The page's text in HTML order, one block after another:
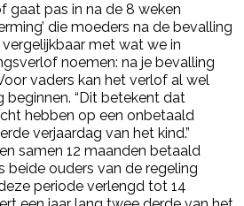
gaat pas in na de 8 weken
die moeders na de bevalling
met wat we in
noemen: na je bevalling
vaders kan het verlof al wel
“Dit betekent dat
hebben op een onbetaald
verjaardag van het kind.”
samen 12 maanden betaald
beide ouders van de regeling
periode verlengd tot 14